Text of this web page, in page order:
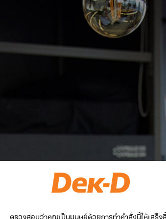
ตรวจสอบว่าคุณเป็นมนุษย์ด้วยการทำคำสั่งนี้ให้เสร็จ